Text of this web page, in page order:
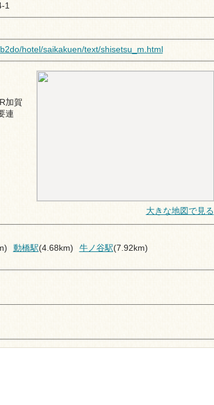
1
hotel/saikakuen/text/shisetsu_m.html
加賀
連
大きな地図で見る
動橋駅(4.68km) 牛ノ谷駅(7.92km)